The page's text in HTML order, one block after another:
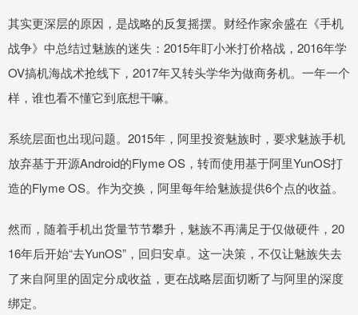
其实更深层的原因，是战略的反复摇摆。财经作家余盛在《手机
战争》中总结过魅族的迷失：2015年盯小米打价格战，2016年学
OV搞机海战术抢线下，2017年又转头学华为做商务机。一年一个
样，谁也看不懂它到底想干嘛。
系统层面也出现问题。2015年，阿里投资魅族时，要求魅族手机
放弃基于开源Android的Flyme OS，转而使用基于阿里YunOS打
造的Flyme OS。作为交换，阿里每年给魅族提供6个点的收益。
然而，随着手机出货量节节攀升，魅族不再满足于仅做硬件，20
16年后开始“去YunOS”，回归安卓。这一决策，不仅让魅族失去
了来自阿里的固定分成收益，更在战略层面切断了与阿里的深度
绑定。